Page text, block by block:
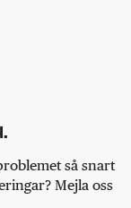
så snart
Mejla oss